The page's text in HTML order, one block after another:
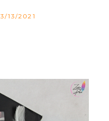
3/13/2021